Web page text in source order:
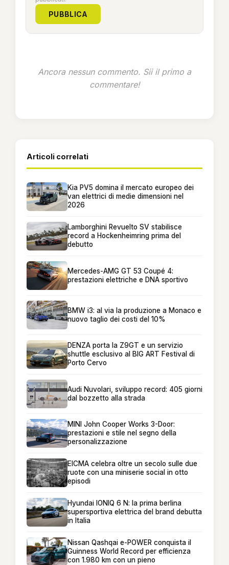
PUBBLICA
Ancora nessun commento. Sii il primo a
commentare!
Articoli correlati
Kia PV5 domina il mercato europeo dei
van elettrici di medie dimensioni nel
2026
Lamborghini Revuelto SV stabilisce
record a Hockenheimring prima del
debutto
Mercedes-AMG GT 53 Coupé 4:
prestazioni elettriche e DNA sportivo
BMW i3: al via la produzione a Monaco e
nuovo taglio dei costi del 10%
DENZA porta la Z9GT e un servizio
shuttle esclusivo al BIG ART Festival di
Porto Cervo
Audi Nuvolari, sviluppo record: 405 giorni
dal bozzetto alla strada
MINI John Cooper Works 3-Door:
prestazioni e stile nel segno della
personalizzazione
EICMA celebra oltre un secolo sulle due
ruote con una miniserie social in otto
episodi
Hyundai IONIQ 6 N: la prima berlina
supersportiva elettrica del brand debutta
in Italia
Nissan Qashqai e-POWER conquista il
Guinness World Record per efficienza
con 1.980 km con un pieno